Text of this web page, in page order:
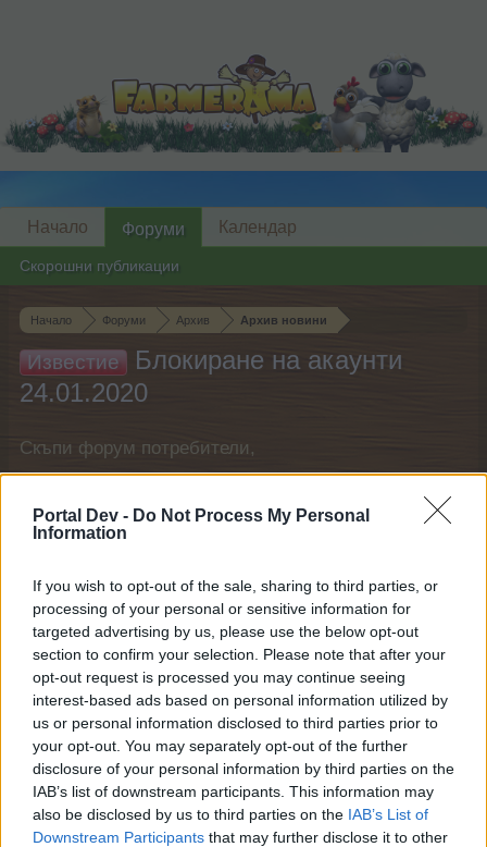
Portal Dev - Do Not Process My Personal
Information
If you wish to opt-out of the sale, sharing to third parties, or
processing of your personal or sensitive information for
targeted advertising by us, please use the below opt-out
section to confirm your selection. Please note that after your
opt-out request is processed you may continue seeing
interest-based ads based on personal information utilized by
us or personal information disclosed to third parties prior to
your opt-out. You may separately opt-out of the further
disclosure of your personal information by third parties on the
IAB’s list of downstream participants. This information may
also be disclosed by us to third parties on the IAB’s List of
Downstream Participants that may further disclose it to other
Начало Форуми Архив Архив новини
Известие
Блокиране на акаунти
24.01.2020
Скъпи форум потребители,
форума и да участвате в дискусиите, или
искате да започнете своя собствена тема,
регистрирайте се, ако нямате собствен акаунт.
Ние очакваме с нетърпение следващото ви
посещение във форума!Играйте тук
–divane-
Team Leader
Team Farmerama BG
Здравейте, Фермери!
Някои потребители са се сблъсквали с ъс
значително забавяне на играта или неочаквано
Начало Форуми
Скорошни публикации
Календар